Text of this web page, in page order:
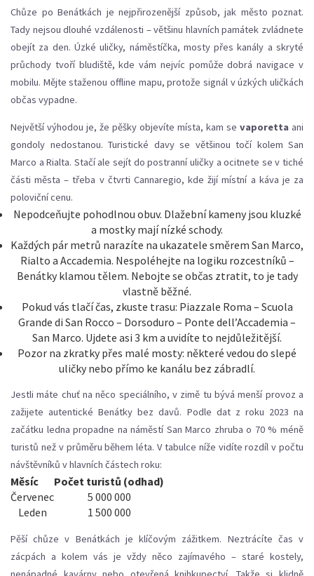
Chůze po Benátkách je nejpřirozenější způsob, jak město poznat.
Tady nejsou dlouhé vzdálenosti – většinu hlavních památek zvládnete
obejít za den. Úzké uličky, náměstíčka, mosty přes kanály a skryté
průchody tvoří bludiště, kde vám nejvíc pomůže dobrá navigace v
mobilu. Mějte staženou offline mapu, protože signál v úzkých uličkách
občas vypadne.
Největší výhodou je, že pěšky objevíte místa, kam se vaporetta ani
gondoly nedostanou. Turistické davy se většinou točí kolem San
Marco a Rialta. Stačí ale sejít do postranní uličky a ocitnete se v tiché
části města – třeba v čtvrti Cannaregio, kde žijí místní a káva je za
poloviční cenu.
Nepodceňujte pohodlnou obuv. Dlažební kameny jsou kluzké
a mostky mají nízké schody.
Každých pár metrů narazíte na ukazatele směrem San Marco,
Rialto a Accademia. Nespoléhejte na logiku rozcestníků –
Benátky klamou tělem. Nebojte se občas ztratit, to je tady
vlastně běžné.
Pokud vás tlačí čas, zkuste trasu: Piazzale Roma – Scuola
Grande di San Rocco – Dorsoduro – Ponte dell’Accademia –
San Marco. Ujdete asi 3 km a uvidíte to nejdůležitější.
Pozor na zkratky přes malé mosty: některé vedou do slepé
uličky nebo přímo ke kanálu bez zábradlí.
Jestli máte chuť na něco speciálního, v zimě tu bývá menší provoz a
zažijete autentické Benátky bez davů. Podle dat z roku 2023 na
začátku ledna propadne na náměstí San Marco zhruba o 70 % méně
turistů než v průměru během léta. V tabulce níže vidíte rozdíl v počtu
návštěvníků v hlavních částech roku:
Měsíc
Počet turistů (odhad)
Červenec
5 000 000
Leden
1 500 000
Pěší chůze v Benátkách je klíčovým zážitkem. Neztrácíte čas v
zácpách a kolem vás je vždy něco zajímavého – staré kostely,